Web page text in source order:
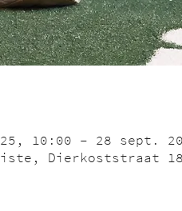
10:00 – 28 sept.
Dierkoststraat 18,